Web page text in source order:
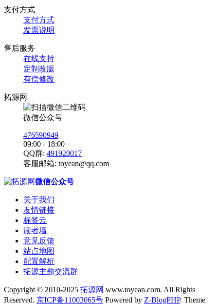
支付方式
支付方式
发票说明
售后服务
在线支持
定制改版
有偿修改
拓源网
微信公众号
476590949
09:00 - 18:00
QQ群: 491920017
客服邮箱: toyean@qq.com
微信公众号
关于我们
友情链接
标签云
读者墙
意见反馈
站点地图
配置解析
拓源主题交流群
Copyright © 2010-2025 拓源网 www.toyean.com. All Rights
Reserved. 京ICP备11003065号 Powered by Z-BlogPHP. Theme